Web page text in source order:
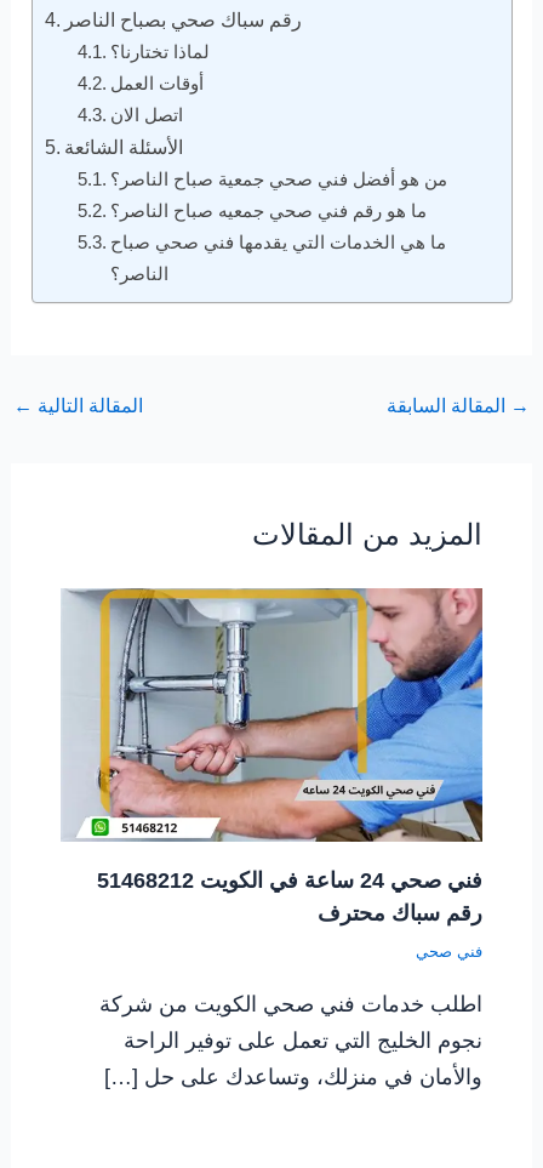
رقم سباك صحي بصباح الناصر
لماذا تختارنا؟
أوقات العمل
اتصل الان
الأسئلة الشائعة
من هو أفضل فني صحي جمعية صباح الناصر؟
ما هو رقم فني صحي جمعيه صباح الناصر؟
ما هي الخدمات التي يقدمها فني صحي صباح
الناصر؟
→ المقالة السابقة المقالة التالية ←
المزيد من المقالات
فني صحي 24 ساعة في الكويت 51468212
رقم سباك محترف
فني صحي
اطلب خدمات فني صحي الكويت من شركة
نجوم الخليج التي تعمل على توفير الراحة
والأمان في منزلك، وتساعدك على حل […]